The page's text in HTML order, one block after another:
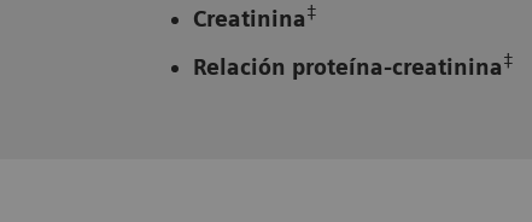
Creatinina‡
Relación proteína-creatinina‡